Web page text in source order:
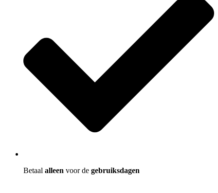
Betaal alleen voor de gebruiksdagen